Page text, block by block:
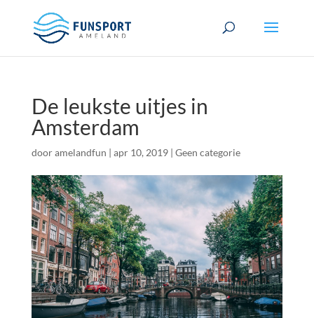
De leukste uitjes in
Amsterdam
dooramelandfun | apr 10, 2019| Geen categorie